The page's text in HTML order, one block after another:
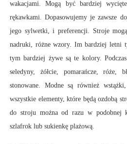
wakacjami. Mogą być bardziej
rękawkami. Dopasowujemy je zawsze
jego sylwetki, i preferencji. Stroje
nadruki, różne wzory. Im bardziej letni
tym bardziej żywe są te kolory.
seledyny, żółcie, pomarańcze,
stonowane. Modne są również
wszystkie elementy, które będą ozdobą
do stroju można od razu w podobnej
szlafrok lub sukienkę plażową.